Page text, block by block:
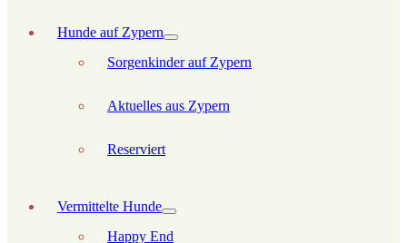
Hunde auf Zypern
Sorgenkinder auf Zypern
Aktuelles aus Zypern
Reserviert
Vermittelte Hunde
Happy End